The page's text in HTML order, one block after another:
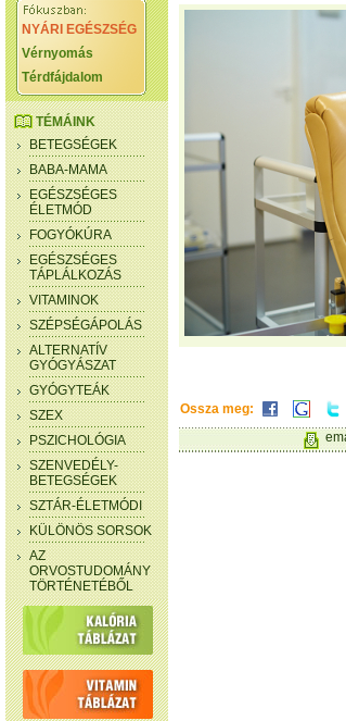
NYÁRI EGÉSZSÉG
Vérnyomás
Térdfájdalom
TÉMÁINK
BETEGSÉGEK
BABA-MAMA
EGÉSZSÉGES
ÉLETMÓD
FOGYÓKÚRA
EGÉSZSÉGES
TÁPLÁLKOZÁS
VITAMINOK
SZÉPSÉGÁPOLÁS
ALTERNATÍV
GYÓGYÁSZAT
GYÓGYTEÁK
SZEX
PSZICHOLÓGIA
SZENVEDÉLY-
BETEGSÉGEK
SZTÁR-ÉLETMÓDI
KÜLÖNÖS SORSOK
AZ
ORVOSTUDOMÁNY
TÖRTÉNETÉBŐL
Ossza meg: